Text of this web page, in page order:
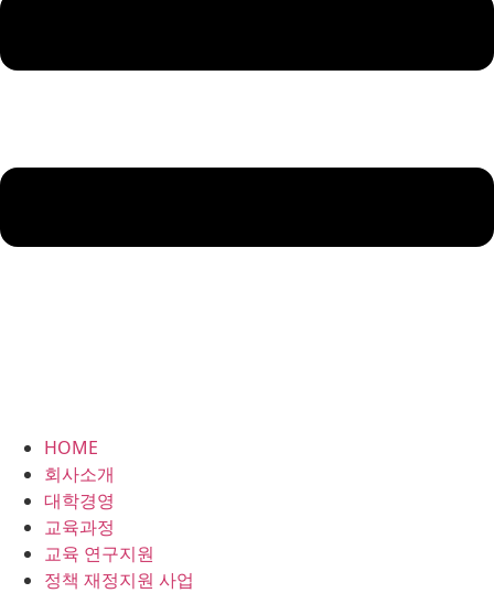
HOME
회사소개
대학경영
교육과정
교육 연구지원
정책 재정지원 사업